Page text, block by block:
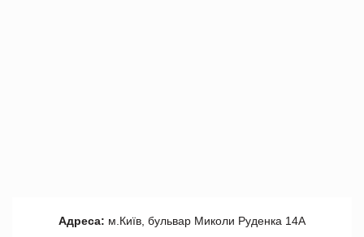
Адреса: м.Київ, бульвар Миколи Руденка 14А